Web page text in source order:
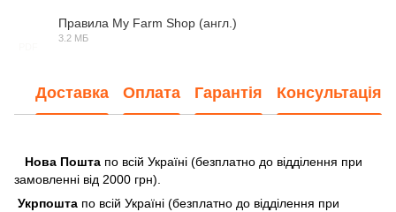
Правила My Farm Shop (англ.)
3.2 МБ
Доставка Оплата Гарантія Консультація
Нова Пошта по всій Україні (безплатно до відділення при
замовленні від 2000 грн).
Укрпошта по всій Україні (безплатно до відділення при